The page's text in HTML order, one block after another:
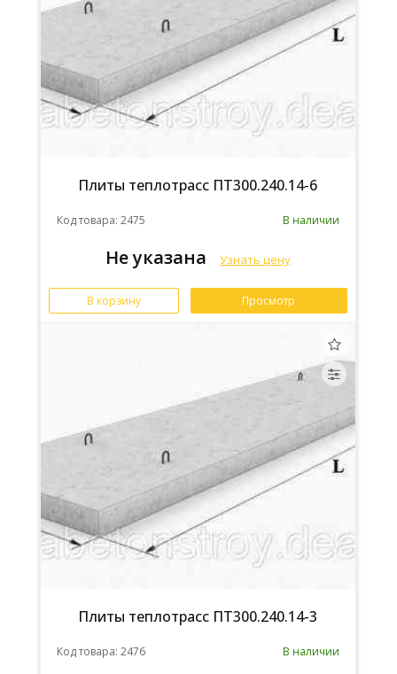
Плиты теплотрасс ПТ300.240.14-6
Код товара: 2475 В наличии
Не указана Узнать цену
В корзину Просмотр
Плиты теплотрасс ПТ300.240.14-3
Код товара: 2476 В наличии